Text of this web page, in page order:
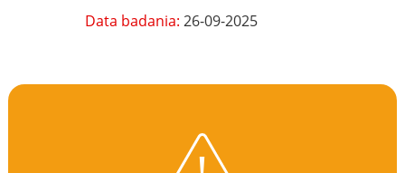
Data badania:26-09-2025